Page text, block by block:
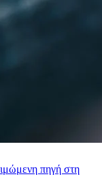
πηγή στη